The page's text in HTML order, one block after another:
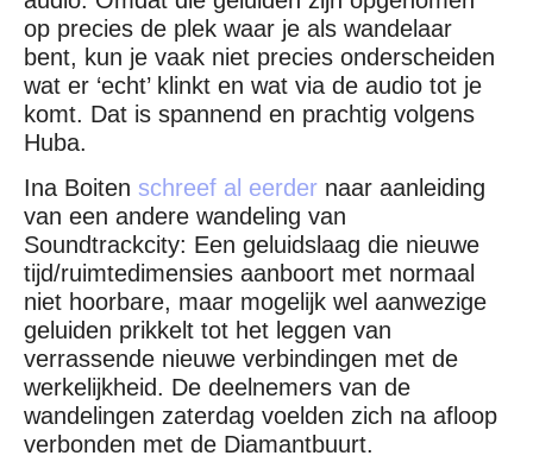
op precies de plek waar je als wandelaar
bent, kun je vaak niet precies onderscheiden
wat er ‘echt’ klinkt en wat via de audio tot je
komt. Dat is spannend en prachtig volgens
Huba.
Ina Boiten schreef al eerder naar aanleiding
van een andere wandeling van
Soundtrackcity: Een geluidslaag die nieuwe
tijd/ruimtedimensies aanboort met normaal
niet hoorbare, maar mogelijk wel aanwezige
geluiden prikkelt tot het leggen van
verrassende nieuwe verbindingen met de
werkelijkheid. De deelnemers van de
wandelingen zaterdag voelden zich na afloop
verbonden met de Diamantbuurt.